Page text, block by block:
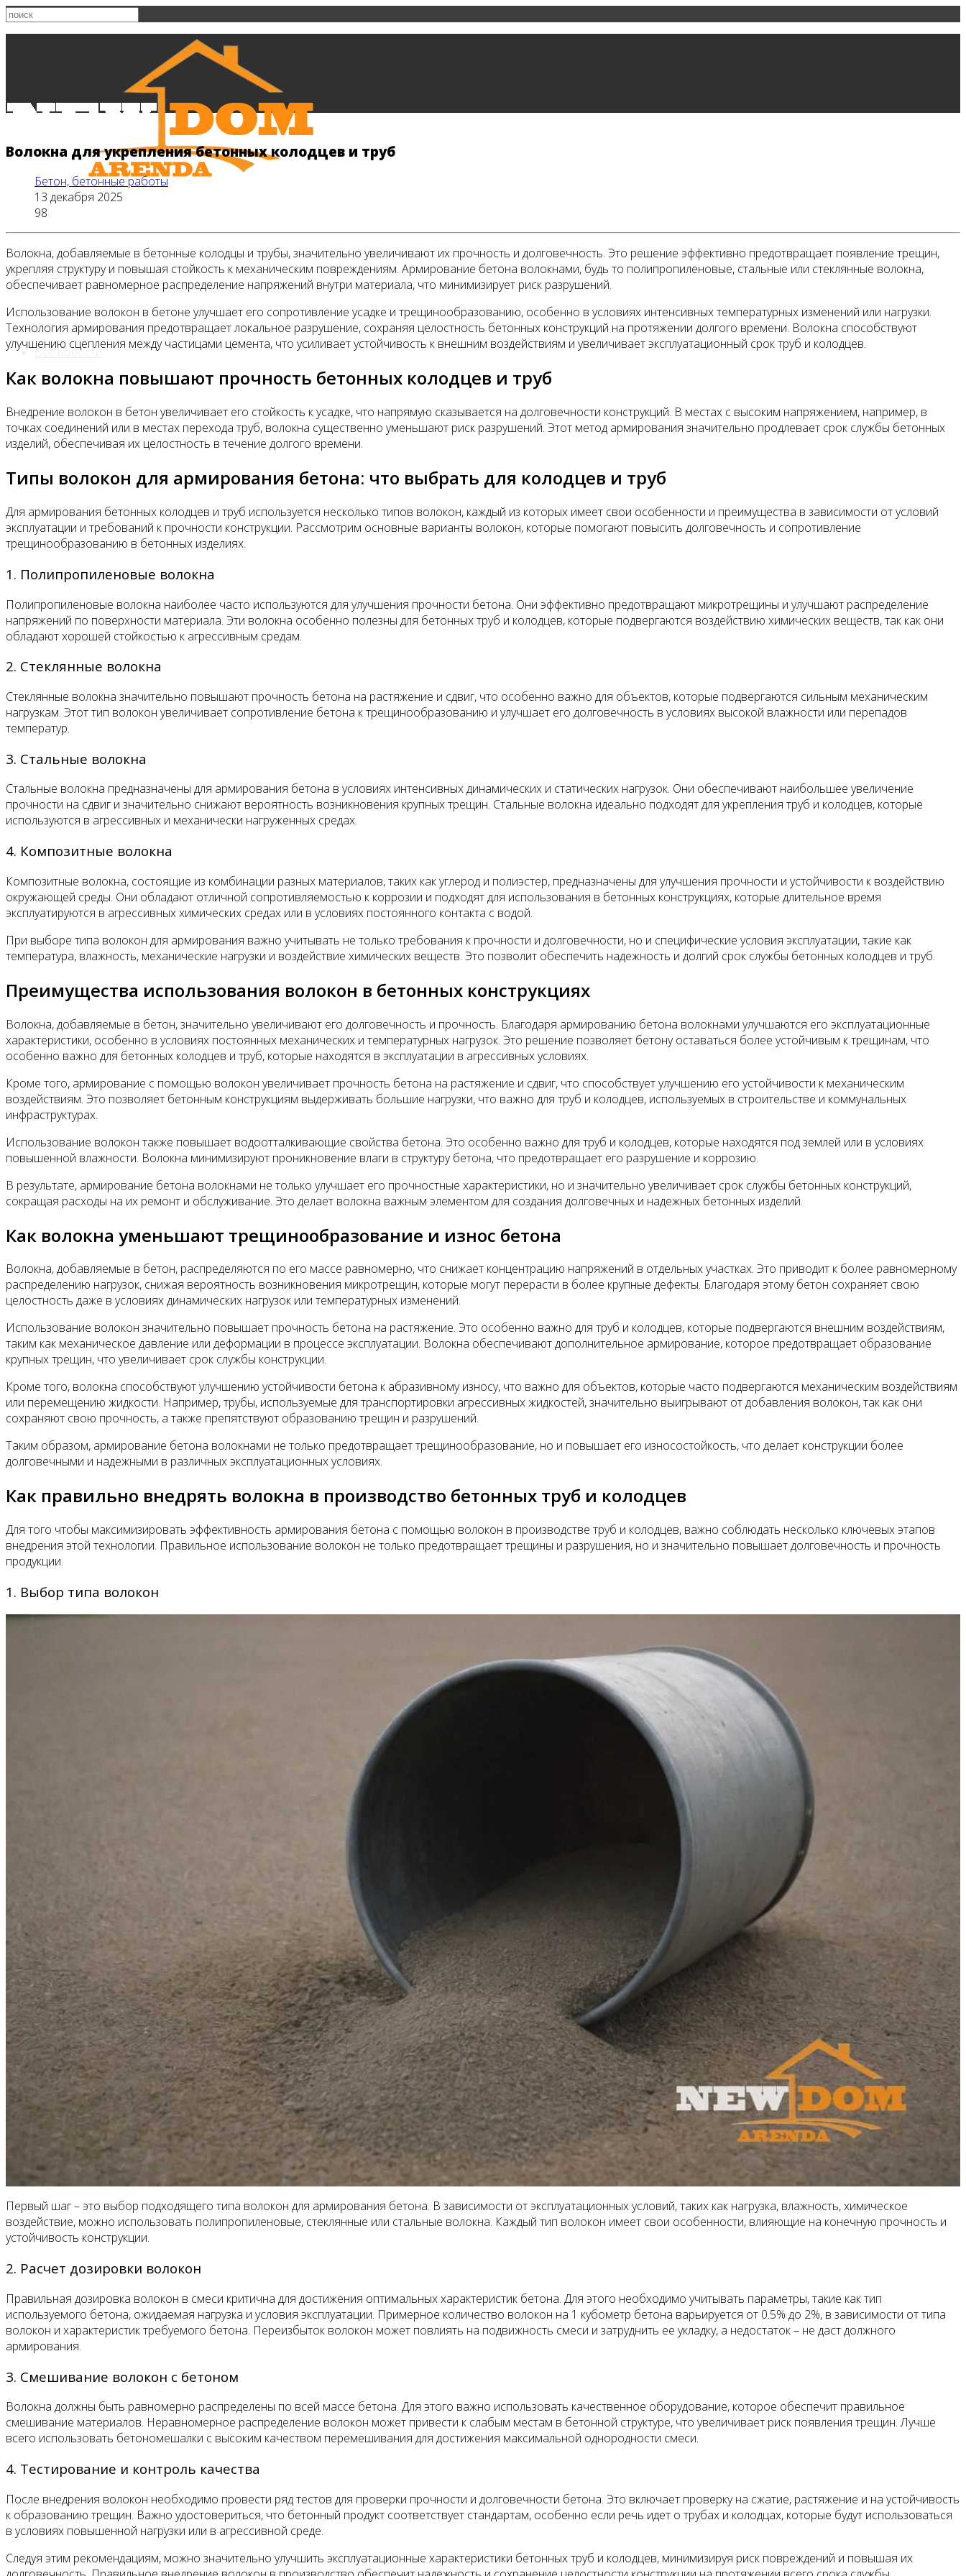
Главная
Все новости
Видео
Волокна для укрепления бетонных колодцев и труб
Бетон, бетонные работы
13 декабря 2025
98
Волокна, добавляемые в бетонные колодцы и трубы, значительно увеличивают их прочность и долговечность. Это решение эффективно предотвращает появление трещин,
укрепляя структуру и повышая стойкость к механическим повреждениям. Армирование бетона волокнами, будь то полипропиленовые, стальные или стеклянные волокна,
обеспечивает равномерное распределение напряжений внутри материала, что минимизирует риск разрушений.
Использование волокон в бетоне улучшает его сопротивление усадке и трещинообразованию, особенно в условиях интенсивных температурных изменений или нагрузки.
Технология армирования предотвращает локальное разрушение, сохраняя целостность бетонных конструкций на протяжении долгого времени. Волокна способствуют
улучшению сцепления между частицами цемента, что усиливает устойчивость к внешним воздействиям и увеличивает эксплуатационный срок труб и колодцев.
Как волокна повышают прочность бетонных колодцев и труб
Внедрение волокон в бетон увеличивает его стойкость к усадке, что напрямую сказывается на долговечности конструкций. В местах с высоким напряжением, например, в
точках соединений или в местах перехода труб, волокна существенно уменьшают риск разрушений. Этот метод армирования значительно продлевает срок службы бетонных
изделий, обеспечивая их целостность в течение долгого времени.
Типы волокон для армирования бетона: что выбрать для колодцев и труб
Для армирования бетонных колодцев и труб используется несколько типов волокон, каждый из которых имеет свои особенности и преимущества в зависимости от условий
эксплуатации и требований к прочности конструкции. Рассмотрим основные варианты волокон, которые помогают повысить долговечность и сопротивление
трещинообразованию в бетонных изделиях.
1. Полипропиленовые волокна
Полипропиленовые волокна наиболее часто используются для улучшения прочности бетона. Они эффективно предотвращают микротрещины и улучшают распределение
напряжений по поверхности материала. Эти волокна особенно полезны для бетонных труб и колодцев, которые подвергаются воздействию химических веществ, так как они
обладают хорошей стойкостью к агрессивным средам.
2. Стеклянные волокна
Стеклянные волокна значительно повышают прочность бетона на растяжение и сдвиг, что особенно важно для объектов, которые подвергаются сильным механическим
нагрузкам. Этот тип волокон увеличивает сопротивление бетона к трещинообразованию и улучшает его долговечность в условиях высокой влажности или перепадов
температур.
3. Стальные волокна
Стальные волокна предназначены для армирования бетона в условиях интенсивных динамических и статических нагрузок. Они обеспечивают наибольшее увеличение
прочности на сдвиг и значительно снижают вероятность возникновения крупных трещин. Стальные волокна идеально подходят для укрепления труб и колодцев, которые
используются в агрессивных и механически нагруженных средах.
4. Композитные волокна
Композитные волокна, состоящие из комбинации разных материалов, таких как углерод и полиэстер, предназначены для улучшения прочности и устойчивости к воздействию
окружающей среды. Они обладают отличной сопротивляемостью к коррозии и подходят для использования в бетонных конструкциях, которые длительное время
эксплуатируются в агрессивных химических средах или в условиях постоянного контакта с водой.
При выборе типа волокон для армирования важно учитывать не только требования к прочности и долговечности, но и специфические условия эксплуатации, такие как
температура, влажность, механические нагрузки и воздействие химических веществ. Это позволит обеспечить надежность и долгий срок службы бетонных колодцев и труб.
Преимущества использования волокон в бетонных конструкциях
Волокна, добавляемые в бетон, значительно увеличивают его долговечность и прочность. Благодаря армированию бетона волокнами улучшаются его эксплуатационные
характеристики, особенно в условиях постоянных механических и температурных нагрузок. Это решение позволяет бетону оставаться более устойчивым к трещинам, что
особенно важно для бетонных колодцев и труб, которые находятся в эксплуатации в агрессивных условиях.
Кроме того, армирование с помощью волокон увеличивает прочность бетона на растяжение и сдвиг, что способствует улучшению его устойчивости к механическим
воздействиям. Это позволяет бетонным конструкциям выдерживать большие нагрузки, что важно для труб и колодцев, используемых в строительстве и коммунальных
инфраструктурах.
Использование волокон также повышает водоотталкивающие свойства бетона. Это особенно важно для труб и колодцев, которые находятся под землей или в условиях
повышенной влажности. Волокна минимизируют проникновение влаги в структуру бетона, что предотвращает его разрушение и коррозию.
В результате, армирование бетона волокнами не только улучшает его прочностные характеристики, но и значительно увеличивает срок службы бетонных конструкций,
сокращая расходы на их ремонт и обслуживание. Это делает волокна важным элементом для создания долговечных и надежных бетонных изделий.
Как волокна уменьшают трещинообразование и износ бетона
Волокна, добавляемые в бетон, распределяются по его массе равномерно, что снижает концентрацию напряжений в отдельных участках. Это приводит к более равномерному
распределению нагрузок, снижая вероятность возникновения микротрещин, которые могут перерасти в более крупные дефекты. Благодаря этому бетон сохраняет свою
целостность даже в условиях динамических нагрузок или температурных изменений.
Использование волокон значительно повышает прочность бетона на растяжение. Это особенно важно для труб и колодцев, которые подвергаются внешним воздействиям,
таким как механическое давление или деформации в процессе эксплуатации. Волокна обеспечивают дополнительное армирование, которое предотвращает образование
крупных трещин, что увеличивает срок службы конструкции.
Кроме того, волокна способствуют улучшению устойчивости бетона к абразивному износу, что важно для объектов, которые часто подвергаются механическим воздействиям
или перемещению жидкости. Например, трубы, используемые для транспортировки агрессивных жидкостей, значительно выигрывают от добавления волокон, так как они
сохраняют свою прочность, а также препятствуют образованию трещин и разрушений.
Таким образом, армирование бетона волокнами не только предотвращает трещинообразование, но и повышает его износостойкость, что делает конструкции более
долговечными и надежными в различных эксплуатационных условиях.
Как правильно внедрять волокна в производство бетонных труб и колодцев
Для того чтобы максимизировать эффективность армирования бетона с помощью волокон в производстве труб и колодцев, важно соблюдать несколько ключевых этапов
внедрения этой технологии. Правильное использование волокон не только предотвращает трещины и разрушения, но и значительно повышает долговечность и прочность
продукции.
1. Выбор типа волокон
Первый шаг – это выбор подходящего типа волокон для армирования бетона. В зависимости от эксплуатационных условий, таких как нагрузка, влажность, химическое
воздействие, можно использовать полипропиленовые, стеклянные или стальные волокна. Каждый тип волокон имеет свои особенности, влияющие на конечную прочность и
устойчивость конструкции.
2. Расчет дозировки волокон
Правильная дозировка волокон в смеси критична для достижения оптимальных характеристик бетона. Для этого необходимо учитывать параметры, такие как тип
используемого бетона, ожидаемая нагрузка и условия эксплуатации. Примерное количество волокон на 1 кубометр бетона варьируется от 0.5% до 2%, в зависимости от типа
волокон и характеристик требуемого бетона. Переизбыток волокон может повлиять на подвижность смеси и затруднить ее укладку, а недостаток – не даст должного
армирования.
3. Смешивание волокон с бетоном
Волокна должны быть равномерно распределены по всей массе бетона. Для этого важно использовать качественное оборудование, которое обеспечит правильное
смешивание материалов. Неравномерное распределение волокон может привести к слабым местам в бетонной структуре, что увеличивает риск появления трещин. Лучше
всего использовать бетономешалки с высоким качеством перемешивания для достижения максимальной однородности смеси.
4. Тестирование и контроль качества
После внедрения волокон необходимо провести ряд тестов для проверки прочности и долговечности бетона. Это включает проверку на сжатие, растяжение и на устойчивость
к образованию трещин. Важно удостовериться, что бетонный продукт соответствует стандартам, особенно если речь идет о трубах и колодцах, которые будут использоваться
в условиях повышенной нагрузки или в агрессивной среде.
Следуя этим рекомендациям, можно значительно улучшить эксплуатационные характеристики бетонных труб и колодцев, минимизируя риск повреждений и повышая их